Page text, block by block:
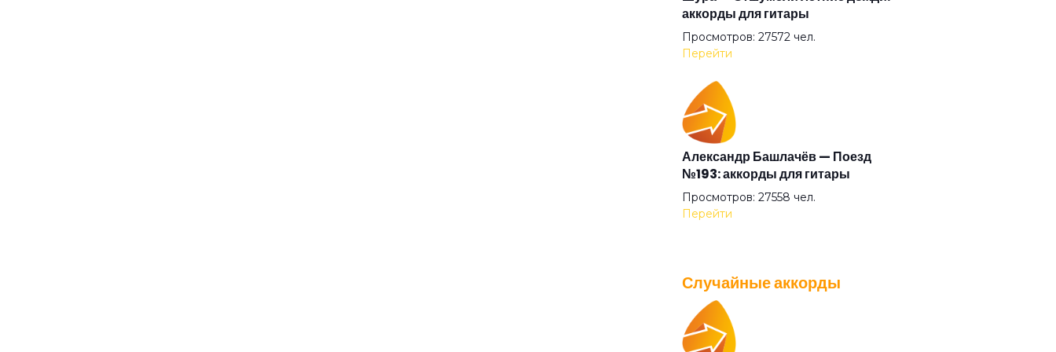
Бежали прочь
Безумные выси
Белая
Белый друг
Белый танец
аккорды для гитары
Просмотров: 27572 чел.
Перейти
Александр Башлачёв — Поезд
№193: аккорды для гитары
Просмотров: 27558 чел.
Перейти
IOWA — Плохо танцевать: аккорды
для гитары
Случайные аккорды